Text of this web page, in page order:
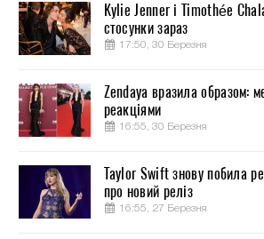
Kylie Jenner і Timothée
стосунки зараз
17:50, 30 Березня
Zendaya вразила образом:
реакціями
16:55, 30 Березня
Taylor Swift знову побила
про новий реліз
16:55, 27 Березня